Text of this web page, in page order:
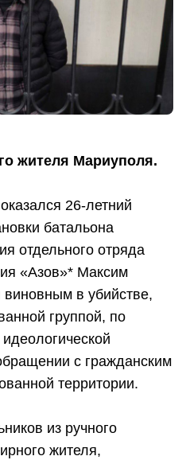
жителя Мариуполя.
26-летний
батальона
отдельного отряда
«Азов»* Максим
в убийстве,
группой, по
с гражданским
территории.
из ручного
жителя,